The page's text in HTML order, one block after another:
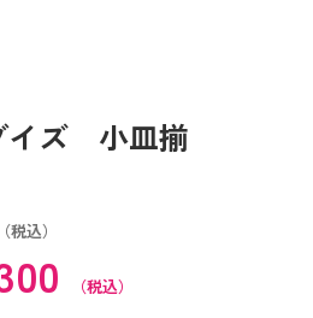
イズ 小皿揃
（税込）
（税込）